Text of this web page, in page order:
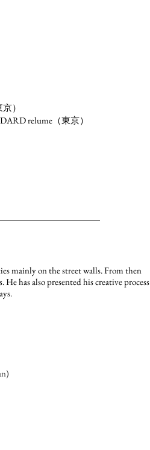
京）
relume（東京）
mainly on the street walls. From then
has also presented his creative process